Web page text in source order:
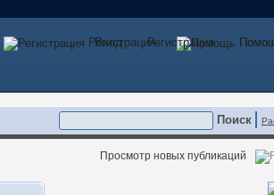
Вход Регистрация
Регистрация
Просмотр новых публикаций